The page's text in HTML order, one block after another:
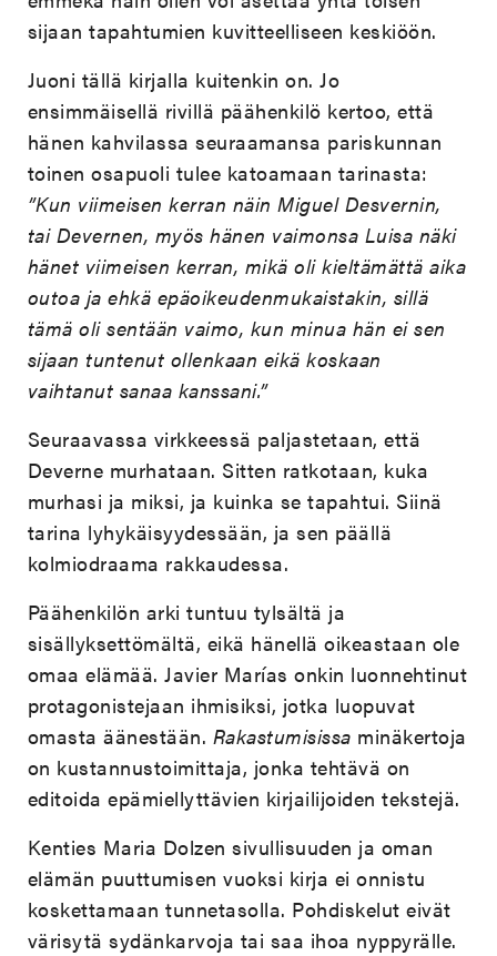
sijaan tapahtumien kuvitteelliseen keskiöön.
Juoni tällä kirjalla kuitenkin on. Jo
ensimmäisellä rivillä päähenkilö kertoo, että
hänen kahvilassa seuraamansa pariskunnan
toinen osapuoli tulee katoamaan tarinasta:
”Kun viimeisen kerran näin Miguel Desvernin,
tai Devernen, myös hänen vaimonsa Luisa näki
hänet viimeisen kerran, mikä oli kieltämättä aika
outoa ja ehkä epäoikeudenmukaistakin, sillä
tämä oli sentään vaimo, kun minua hän ei sen
sijaan tuntenut ollenkaan eikä koskaan
vaihtanut sanaa kanssani.”
Seuraavassa virkkeessä paljastetaan, että
Deverne murhataan. Sitten ratkotaan, kuka
murhasi ja miksi, ja kuinka se tapahtui. Siinä
tarina lyhykäisyydessään, ja sen päällä
kolmiodraama rakkaudessa.
Päähenkilön arki tuntuu tylsältä ja
sisällyksettömältä, eikä hänellä oikeastaan ole
omaa elämää. Javier Marías onkin luonnehtinut
protagonistejaan ihmisiksi, jotka luopuvat
omasta äänestään. Rakastumisissa minäkertoja
on kustannustoimittaja, jonka tehtävä on
editoida epämiellyttävien kirjailijoiden tekstejä.
Kenties Maria Dolzen sivullisuuden ja oman
elämän puuttumisen vuoksi kirja ei onnistu
koskettamaan tunnetasolla. Pohdiskelut eivät
värisytä sydänkarvoja tai saa ihoa nyppyrälle.